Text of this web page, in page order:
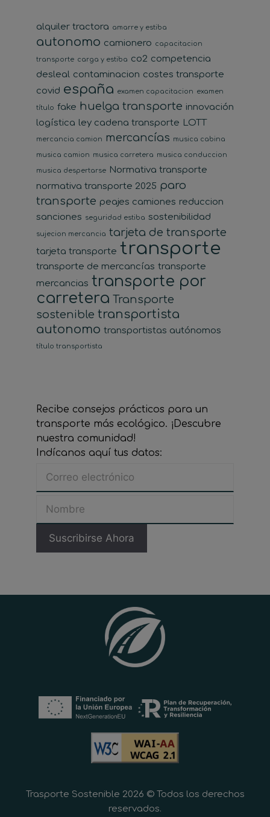
alquiler tractora amarre y estiba
autonomo camionero capacitacion
transporte carga y estiba co2 competencia
desleal contaminacion costes transporte
covid españa examen capacitacion examen
título fake huelga transporte innovación
logística ley cadena transporte LOTT
mercancia camion mercancías musica cabina
musica camion musica carretera musica conduccion
musica despertarse
Normativa transporte
normativa transporte 2025 paro
transporte peajes camiones reduccion
sanciones
seguridad estiba sostenibilidad
sujecion mercancia tarjeta de transporte
tarjeta transporte transporte
transporte de mercancías transporte
mercancias transporte por
carretera Transporte
sostenible transportista
autonomo transportistas autónomos
título transportista
Recibe consejos prácticos para un
transporte más ecológico. ¡Descubre
nuestra comunidad!
Indícanos aquí tus datos:
Trasporte Sostenible 2026 © Todos los derechos
reservados.